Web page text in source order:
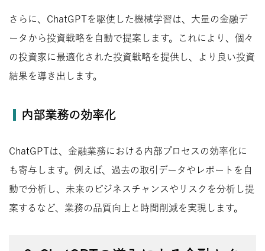
さらに、ChatGPTを駆使した機械学習は、大量の金融デ
ータから投資戦略を自動で提案します。これにより、個々
の投資家に最適化された投資戦略を提供し、より良い投資
結果を導き出します。
内部業務の効率化
ChatGPTは、金融業務における内部プロセスの効率化に
も寄与します。例えば、過去の取引データやレポートを自
動で分析し、未来のビジネスチャンスやリスクを分析し提
案するなど、業務の品質向上と時間削減を実現します。